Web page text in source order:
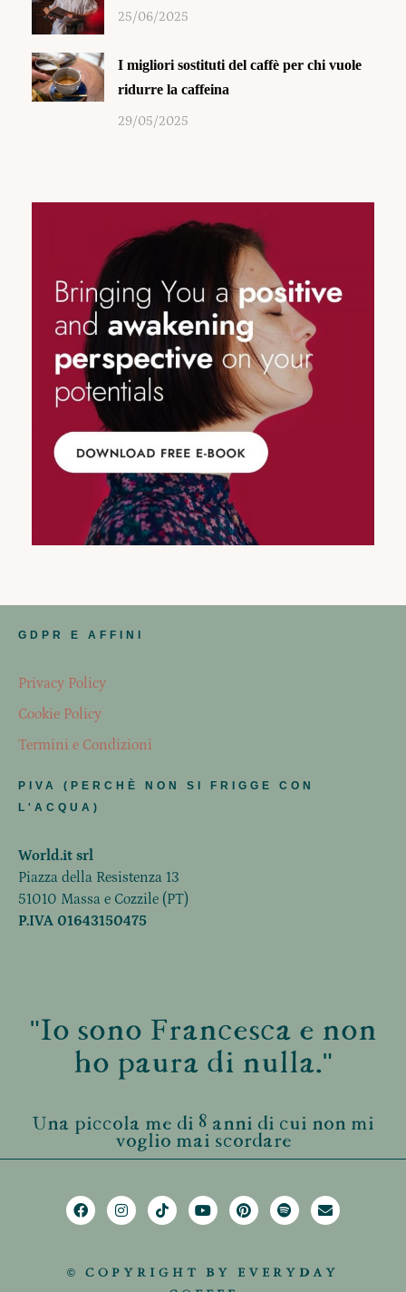
25/06/2025
I migliori sostituti del caffè per chi vuole
ridurre la caffeina
29/05/2025
GDPR E AFFINI
Privacy Policy
Cookie Policy
Termini e Condizioni
PIVA (PERCHÈ NON SI FRIGGE CON
L'ACQUA)
World.it srl
Piazza della Resistenza 13
51010 Massa e Cozzile (PT)
P.IVA 01643150475
"Io sono Francesca e non
ho paura di nulla."
Una piccola me di 8 anni di cui non mi
voglio mai scordare
© COPYRIGHT BY EVERYDAY